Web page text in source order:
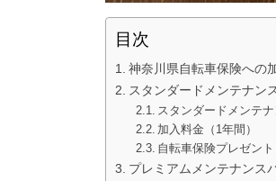
目次
神奈川県自転車保険への
スタンダードメンテナン
スタンダードメンテ
加入料金（1年間）
自転車保険プレゼント
プレミアムメンテナンス